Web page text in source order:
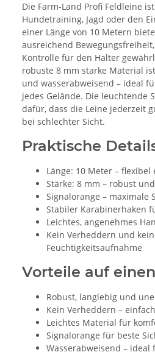
Die Farm-Land Profi Feldleine
Hundetraining, Jagd oder den
einer Länge von 10 Metern
ausreichend
Kontrolle für den Halter
robuste 8 mm starke Material
und wasserabweisend – ideal
jedes Gelände. Die leuchtende
dafür, dass die Leine jederzeit
bei schlechter Sicht.
Praktische
Länge: 10 Meter – flexibel
Stärke: 8 mm – robust
Signalorange – maximale
Stabiler Karabinerhaken
Leichtes, angenehmes
Kein Verheddern und
Feuchtigkeitsaufnahme
Vorteile auf
Robust, langlebig und
Kein Verheddern –
Leichtes Material für
Signalorange für beste
Wasserabweisend – ideal